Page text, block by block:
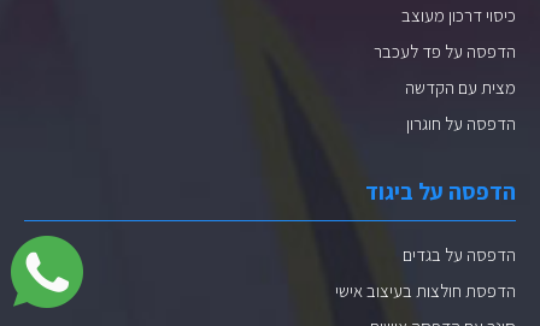
כיסוי דרכון מעוצב
הדפסה על פד לעכבר
מצית עם הקדשה
הדפסה על חוגרון
הדפסה על ביגוד
הדפסה על בגדים
הדפסת חולצות בעיצוב אישי